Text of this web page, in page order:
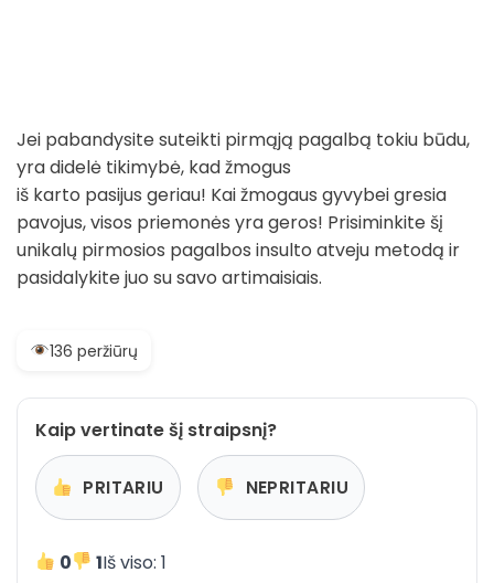
Jei pabandysite suteikti pirmąją pagalbą tokiu būdu,
yra didelė tikimybė, kad žmogus
iš karto pasijus geriau! Kai žmogaus gyvybei gresia
pavojus, visos priemonės yra geros! Prisiminkite šį
unikalų pirmosios pagalbos insulto atveju metodą ir
pasidalykite juo su savo artimaisiais.
136 peržiūrų
Kaip vertinate šį straipsnį?
PRITARIU NEPRITARIU
0 1Iš viso: 1